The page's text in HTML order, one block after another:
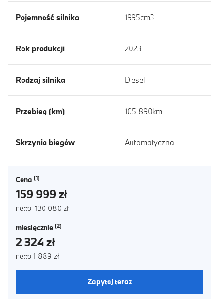
Pojemność silnika 1995cm3
Rok produkcji 2023
Rodzaj silnika Diesel
Przebieg (km) 105 890km
Skrzynia biegów Automatyczna
Cena
159 999 zł
netto 130 080 zł
miesięcznie
2 324 zł
netto 1 889 zł
Zapytaj teraz